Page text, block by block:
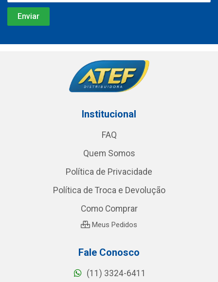
Institucional
FAQ
Quem Somos
Política de Privacidade
Política de Troca e Devolução
Como Comprar
Meus Pedidos
Fale Conosco
(11) 3324-6411